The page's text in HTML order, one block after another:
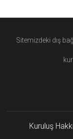
Sitemizdeki dış
Kuruluş